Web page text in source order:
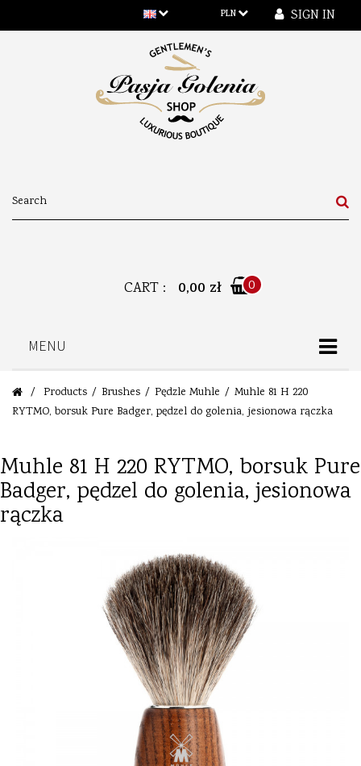
SIGN IN
PLN
CART : 0,00 zł 0
MENU
/ Products / Brushes / Pędzle Muhle / Muhle 81 H 220
RYTMO, borsuk Pure Badger, pędzel do golenia, jesionowa rączka
Muhle 81 H 220 RYTMO, borsuk Pure
Badger, pędzel do golenia, jesionowa
rączka